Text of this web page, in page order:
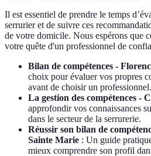
Il est essentiel de prendre le temps
serrurier et de suivre ces
de votre domicile. Nous espérons que
votre quête d'un professionnel de
Bilan de compétences -
choix pour évaluer vos propres
avant de choisir un professionnel.
La gestion des compétences -
approfondir vos connaissances
dans le secteur de la serrurerie.
Réussir son bilan de
Sainte Marie : Un guide
mieux comprendre son profil